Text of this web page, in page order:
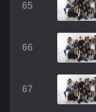
65
66
67